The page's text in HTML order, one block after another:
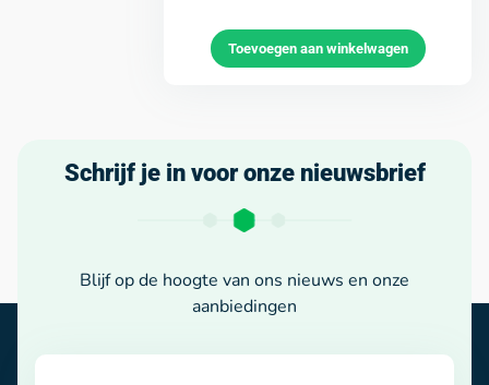
Toevoegen aan winkelwagen
Schrijf je in voor onze nieuwsbrief
Blijf op de hoogte van ons nieuws en onze
aanbiedingen